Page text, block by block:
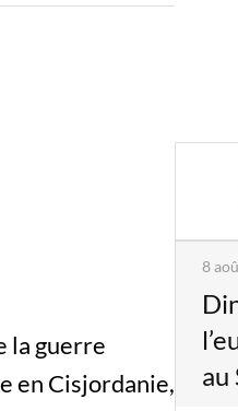
la guerre
en Cisjordanie,
8
au